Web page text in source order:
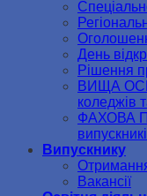
День
Рішення
ВИЩА
коледжів
ФАХОВА
Випускнику
Вакансії